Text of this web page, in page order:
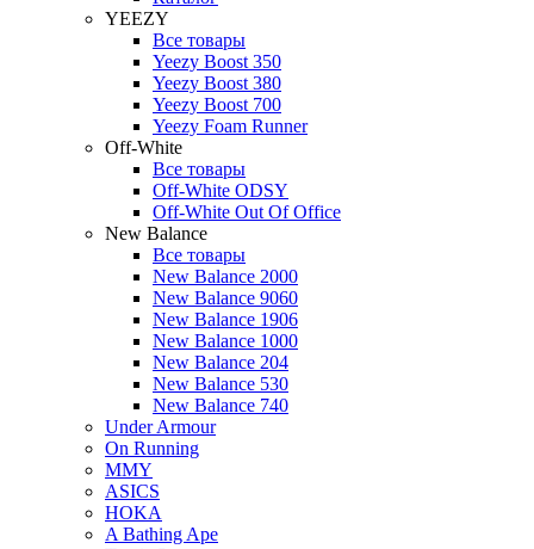
YEEZY
Все товары
Yeezy Boost 350
Yeezy Boost 380
Yeezy Boost 700
Yeezy Foam Runner
Off-White
Все товары
Off-White ODSY
Off-White Out Of Office
New Balance
Все товары
New Balance 2000
New Balance 9060
New Balance 1906
New Balance 1000
New Balance 204
New Balance 530
New Balance 740
Under Armour
On Running
MMY
ASICS
HOKA
A Bathing Ape